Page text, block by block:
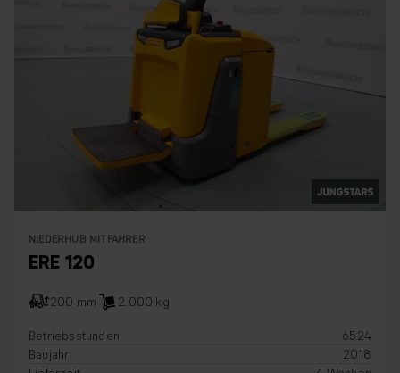
NIEDERHUB MITFAHRER
ERE 120
200 mm
2.000 kg
Betriebsstunden
6524
Baujahr
2018